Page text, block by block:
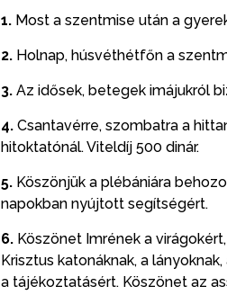
1. Most a szentmise után a
2. Holnap, húsvéthétfőn a
3. Az idősek, betegek imájukról
4. Csantavérre, szombatra a
hitoktatónál. Viteldíj 500 dinár.
5. Köszönjük a plébániára
napokban nyújtott segítségért.
6. Köszönet Imrének a
Krisztus katonáknak, a
a tájékoztatásért. Köszönet az